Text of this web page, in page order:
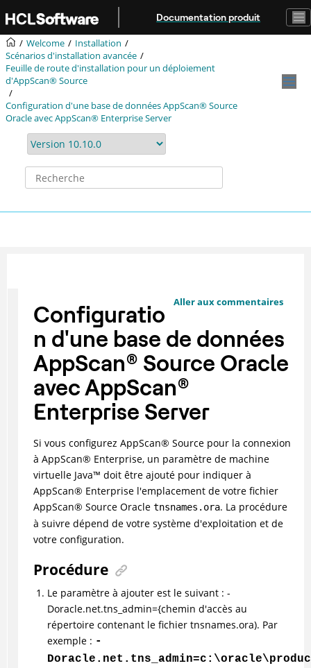
Aller au contenu principal
Documentation produit
Welcome
Installation
Scénarios d'installation avancée
Feuille de route d'installation pour un déploiement
d'AppScan® Source
Configuration d'une base de données AppScan® Source
Oracle avec AppScan® Enterprise Server
Aller aux commentaires
Configuratio
n d'une base de données
AppScan® Source Oracle
avecAppScan®
Enterprise Server
Si vous configurez AppScan® Source pour la connexion
à AppScan® Enterprise, un paramètre de machine
virtuelle Java™ doit être ajouté pour indiquer à
AppScan® Enterprise l'emplacement de votre fichier
AppScan® Source Oracle tnsnames.ora. La procédure
à suivre dépend de votre système d'exploitation et de
votre configuration.
Procédure
Le paramètre à ajouter est le suivant : -
Doracle.net.tns_admin={chemin d'accès au
répertoire contenant le fichier tnsnames.ora). Par
exemple : -